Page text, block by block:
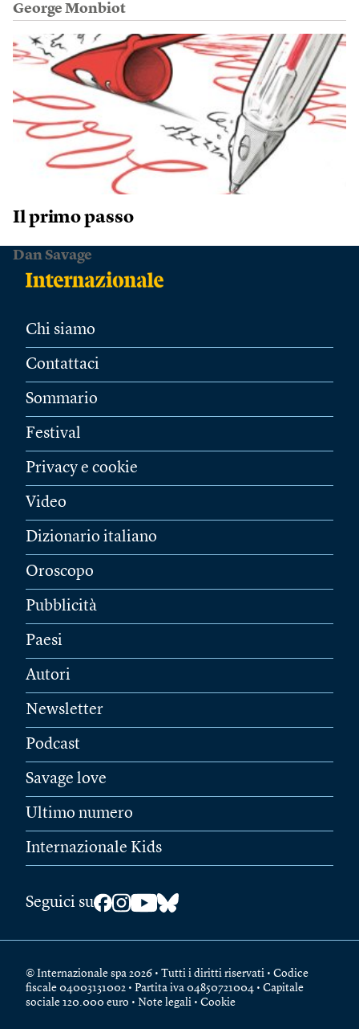
George Monbiot
Il primo passo
Dan Savage
Chi siamo
Contattaci
Sommario
Festival
Privacy e cookie
Video
Dizionario italiano
Oroscopo
Pubblicità
Paesi
Autori
Newsletter
Podcast
Savage love
Ultimo numero
Internazionale Kids
Seguici su
© Internazionale spa 2026 • Tutti i diritti riservati • Codice
fiscale 04003131002 • Partita iva 04850721004 • Capitale
sociale 120.000 euro • Note legali • Cookie